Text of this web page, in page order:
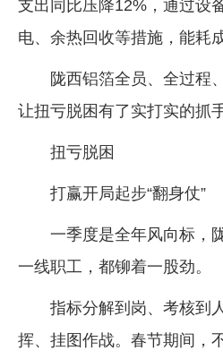
支出同比压降12%，通过设
电、余热回收等措施，能耗
陇西铝箔全员、全过程
让扭亏脱困有了实打实的抓手
扭亏脱困
打赢开局起步“翻身仗”
一季度是全年风向标，
一线职工，都铆着一股劲。
指标分解到岗、考核到
挥、挂图作战。春节期间，